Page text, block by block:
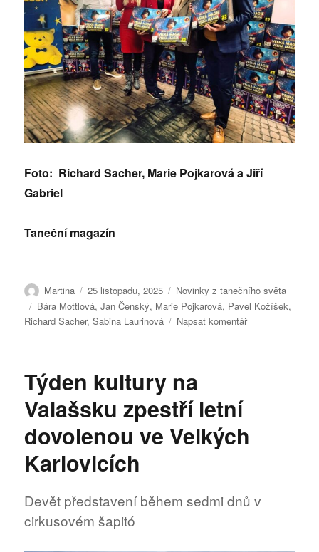
Foto: Richard Sacher, Marie Pojkarová a Jiří
Gabriel
Taneční magazín
Autor:
Martina Publikováno:
25 listopadu, 2025 Rubriky:
Novinky z tanečního světa
Štítky:
Bára Mottlová,Jan Čenský, Marie Pojkarová, Pavel Kožíšek,
Richard Sacher,Sabina Laurinová Napsat komentářpro
Týden kultury na
Valašsku zpestří letní
dovolenou ve Velkých
Karlovicích
Devět představení během sedmi dnů v
cirkusovém šapitó